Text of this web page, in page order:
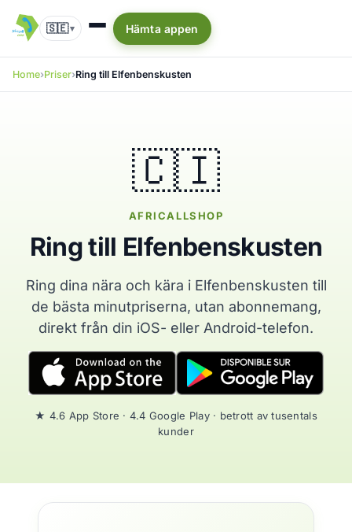
🇸🇪▾ Hämta appen
Home Priser Ring till Elfenbenskusten
🇨🇮
AFRICALLSHOP
Ring till Elfenbenskusten
Ring dina nära och kära i Elfenbenskusten till
de bästa minutpriserna, utan abonnemang,
direkt från din iOS- eller Android-telefon.
★ 4.6 App Store · 4.4 Google Play · betrott av tusentals
kunder